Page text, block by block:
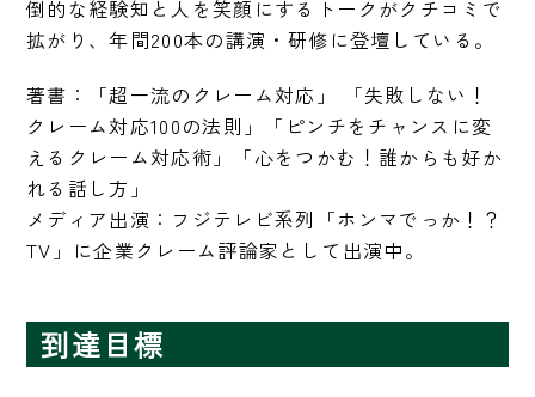
倒的な経験知と人を笑顔にするトークがクチコミで
拡がり、年間200本の講演・研修に登壇している。
著書：「超一流のクレーム対応」 「失敗しない！
クレーム対応100の法則」「ピンチをチャンスに変
えるクレーム対応術」「心をつかむ！誰からも好か
れる話し方」
メディア出演：フジテレビ系列「ホンマでっか！？
TV」に企業クレーム評論家として出演中。
到達目標